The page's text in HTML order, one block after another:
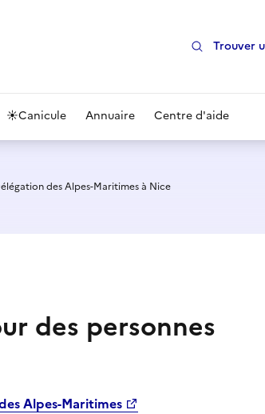
Trouver
☀️Canicule Annuaire Centre d'aide
des Alpes-Maritimes à Nice
des personnes
Alpes-Maritimes